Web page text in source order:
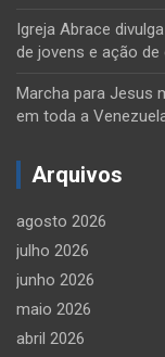
Igreja Abrace
de jovens e ação
Marcha para Jesus
em toda a
Arquivos
agosto 2026
julho 2026
junho 2026
maio 2026
abril 2026